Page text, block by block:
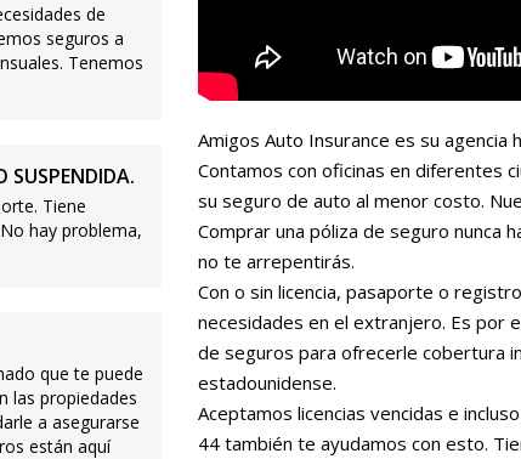
de
seguros a
Tenemos
SUSPENDIDA.
Tiene
hay problema,
que te puede
las propiedades
a asegurarse
están aquí
Amigos Auto Insurance es su agencia
Contamos con oficinas en diferentes
su seguro de auto al menor costo.
Comprar una póliza de seguro nunca
no te arrepentirás.
Con o sin licencia, pasaporte o
necesidades en el extranjero. Es por
de seguros para ofrecerle cobertura
estadounidense.
Aceptamos licencias vencidas e
44 también te ayudamos con esto.